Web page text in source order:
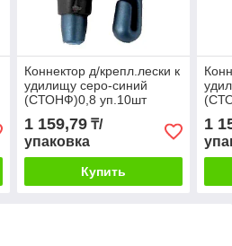
Коннектор д/крепл.лески к
удилищу серо-синий
(СТОНФ)0,8 уп.10шт
1 159,79₸/
упаковка
Купить
1